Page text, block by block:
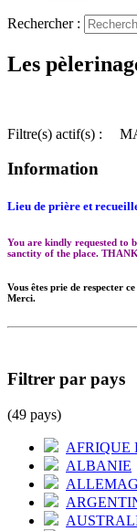
Rechercher :
Les
Filtre(s) actif(s) :
Information
Lieu de prière et
You are kindly requested to
sanctity of the place.
Vous êtes prie de respecter
Merci.
Filtrer par pays
(49 pays)
AFRIQUE
ALBANIE